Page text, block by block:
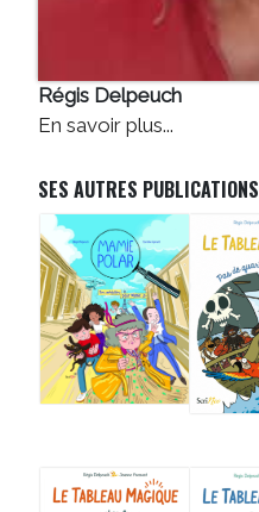
Régis Delpeuch
En savoir plus...
SES AUTRES PUBLICATIONS